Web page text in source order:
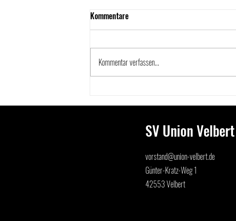
Cluj-Napoca (Rumänien) - Wim
Kommentare
Kommentar verfassen...
SV Union
vorstand@union-velbert.de
Günter-Kratz-Weg 1
42553 Velbert